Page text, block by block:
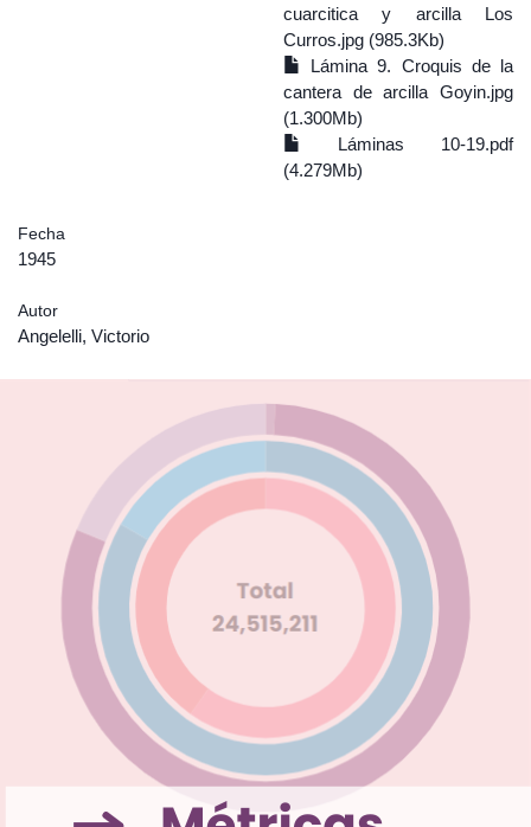
cuarcitica y arcilla Los
Curros.jpg (985.3Kb)
Lámina 9. Croquis de la
cantera de arcilla Goyin.jpg
(1.300Mb)
Láminas 10-19.pdf
(4.279Mb)
Fecha
1945
Autor
Angelelli, Victorio